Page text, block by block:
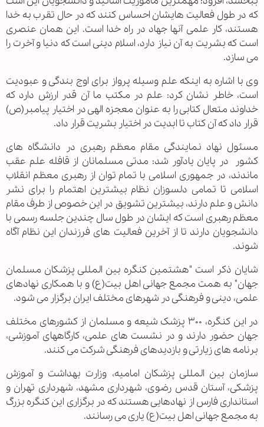
که در طول فعالیت هایشان احساس کنند که در حال تقرب به خدا
هستند، کار علمی آنها جهاد در راه خدا است. این همان عنصری
است که بشریت به آن نیاز دارد، اسلام دینی است که دنیا و آخرت را
می سازد.
وی با اشاره به اینکه علم وسیله پرواز برای اوج بندگی و عبودیت
است، خاطر نشان کرد: علم در مکتب ما آن قدر ارزش دارد که
خداوند متعال کتابی را به عنوان معجزه الهی در اختیار پیامبر(ص)
قرار داد که آن کتاب تا ابدیت در اختیار بشریت قرار داد.
مسئول نهاد نمایندگی مقام معظم رهبری در دانشگاه های
کشور در پایان یادآور شد: مدتی مسلمانان از قافله علم عقب
ماندند، در جمهوری اسلامی با تمام توان از رهبری معظم انقلاب
اسلامی تا تمامی دلسوزان نظام بیشترین اهتمام را برای نشر
دانش و علم دارند، بیشترین تشویق در این خصوص از طرف مقام
معظم رهبری است که ایشان در طول سال چندین جلسه رسمی با
دانشجویان دارند تا از آخرین فعالیت های فرزندان این نظام آگاه
شوند.
شایان ذکر است "هشتمین کنگره بین المللی پزشکان مسلمان
جهان" به همت مجمع جهانی اهل بیت(ع) و با همکاری نهادهای
علمی، دینی و فرهنگی در شهرهای مختلف ایران برگزار می شود.
در این کنگره، ۳۰۰ پزشک شیعه و مسلمان از کشورهای مختلف
جهان حضور دارند و در نشست های علمی، کارگاههای آموزشی،
برنامه های زیارتی و بازدیدهای فرهنگی شرکت می کنند.
سازمان بین المللی پزشکان امامیه، وزارت بهداشت و آموزش
پزشکی، آستان قدس رضوی، شهرداری مشهد، شهرداری تهران و
استانداری فارس از نهادهایی هستند که در برگزاری این کنگره بزرگ
به مجمع جهانی اهل بیت(ع) یاری می رسانند.